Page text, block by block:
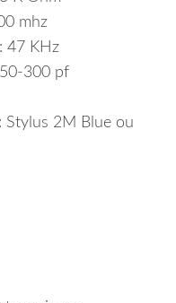
mhz
47 KHz
300 pf
Stylus 2M Blue ou